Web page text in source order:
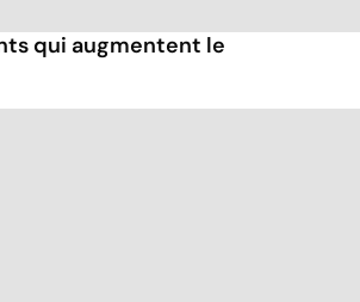
qui augmentent le